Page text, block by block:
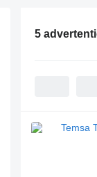
5